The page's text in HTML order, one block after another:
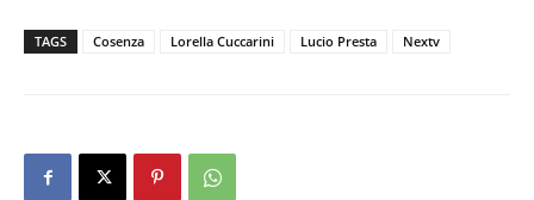
TAGS Cosenza Lorella Cuccarini Lucio Presta Nextv